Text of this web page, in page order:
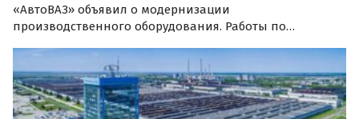
«АвтоВАЗ» объявил о модернизации
производственного оборудования. Работы по
оборудования, а также мероприятия, связанные с
улучшением условий труда сотрудников проведут в
период единого корпоративного отпуска…